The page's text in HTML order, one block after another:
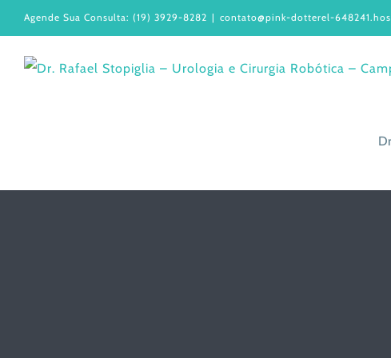
para
Agende Sua Consulta: (19) 3929-8282 | contato@pink-dotterel-